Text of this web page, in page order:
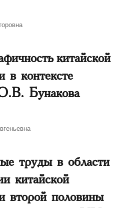
китайской
в контексте
Бунакова
труды в области
китайской
второй половины